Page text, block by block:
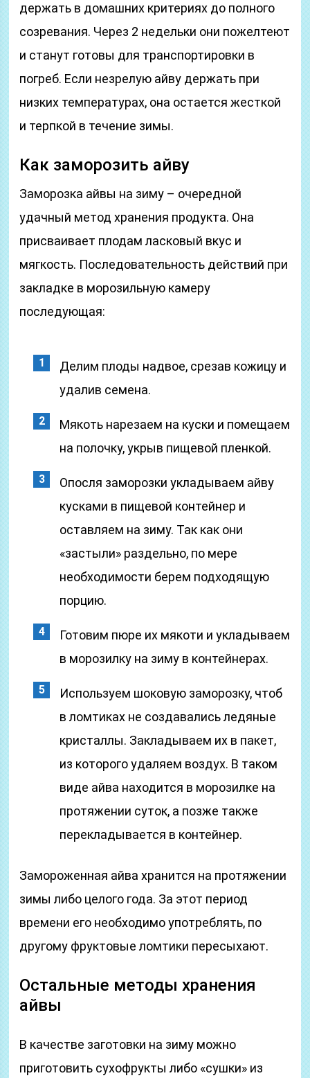
держать в домашних критериях до полного
созревания. Через 2 недельки они пожелтеют
и станут готовы для транспортировки в
погреб. Если незрелую айву держать при
низких температурах, она остается жесткой
и терпкой в течение зимы.
Как заморозить айву
Заморозка айвы на зиму – очередной
удачный метод хранения продукта. Она
присваивает плодам ласковый вкус и
мягкость. Последовательность действий при
закладке в морозильную камеру
последующая:
Делим плоды надвое, срезав кожицу и
удалив семена.
Мякоть нарезаем на куски и помещаем
на полочку, укрыв пищевой пленкой.
Опосля заморозки укладываем айву
кусками в пищевой контейнер и
оставляем на зиму. Так как они
«застыли» раздельно, по мере
необходимости берем подходящую
порцию.
Готовим пюре их мякоти и укладываем
в морозилку на зиму в контейнерах.
Используем шоковую заморозку, чтоб
в ломтиках не создавались ледяные
кристаллы. Закладываем их в пакет,
из которого удаляем воздух. В таком
виде айва находится в морозилке на
протяжении суток, а позже также
перекладывается в контейнер.
Замороженная айва хранится на протяжении
зимы либо целого года. За этот период
времени его необходимо употреблять, по
другому фруктовые ломтики пересыхают.
Остальные методы хранения
айвы
В качестве заготовки на зиму можно
приготовить сухофрукты либо «сушки» из